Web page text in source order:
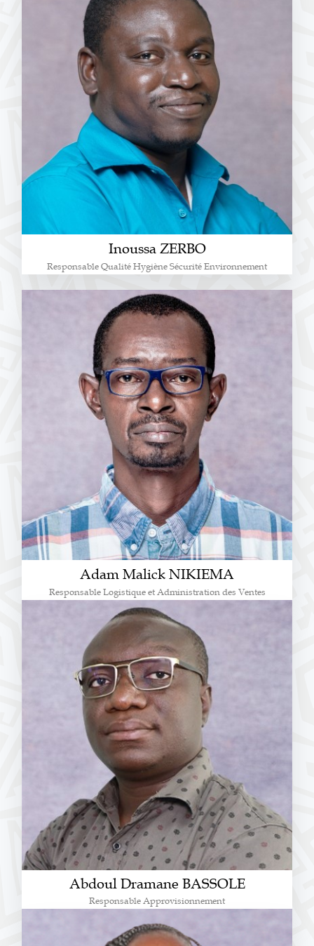
Inoussa ZERBO
Responsable Qualité Hygiène Sécurité Environnement
Adam Malick NIKIEMA
Responsable Logistique et Administration des Ventes
Abdoul Dramane BASSOLE
Responsable Approvisionnement